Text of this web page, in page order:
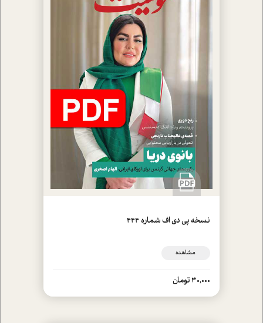
نسخه پي دي اف شماره 444
مشاهده
30,000 تومان